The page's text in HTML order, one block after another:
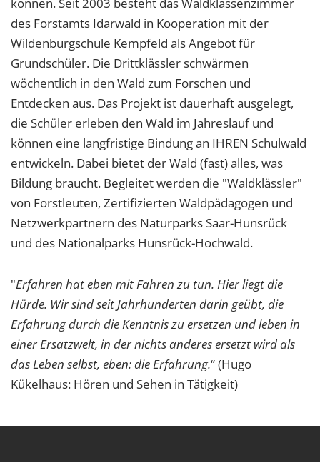
des Forstamts Idarwald in Kooperation mit der
Wildenburgschule Kempfeld als Angebot für
Grundschüler. Die Drittklässler schwärmen
wöchentlich in den Wald zum Forschen und
Entdecken aus. Das Projekt ist dauerhaft ausgelegt,
die Schüler erleben den Wald im Jahreslauf und
können eine langfristige Bindung an IHREN Schulwald
entwickeln. Dabei bietet der Wald (fast) alles, was
Bildung braucht. Begleitet werden die "Waldklässler"
von Forstleuten, Zertifizierten Waldpädagogen und
Netzwerkpartnern des Naturparks Saar-Hunsrück
und des Nationalparks Hunsrück-Hochwald.
"Erfahren hat eben mit Fahren zu tun. Hier liegt die
Hürde. Wir sind seit Jahrhunderten darin geübt, die
Erfahrung durch die Kenntnis zu ersetzen und leben in
einer Ersatzwelt, in der nichts anderes ersetzt wird als
das Leben selbst, eben: die Erfahrung.“ (Hugo
Kükelhaus: Hören und Sehen in Tätigkeit)
Einverständnis-Cookie
Name:
cookie_consent
Zweck:
Dieser Cookie speichert die ausgewählten
Einverständnis-Optionen des Benutzers
Cookie Laufzeit:
1 Jahr
EXTERNE MEDIEN
Um Inhalte von Videoplattformen und Social Media
YouTube
Vimeo